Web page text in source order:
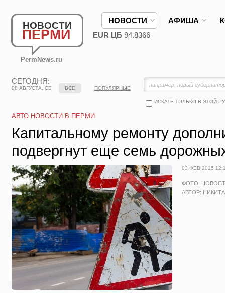
НОВОСТИ
ПЕРМИ
PermNews.ru
НОВОСТИ АФИША
EUR ЦБ 94.8366
СЕГОДНЯ:
08 АВГУСТА, СБ
ИСКАТЬ ТОЛЬКО В ЭТОЙ
ВСЕ ПОПУЛЯРНЫЕ
АВТО НОВОСТИ В ПЕРМИ
Капитальному ремонту
подвергнут еще семь
03 ФЕВ 2015
ФОТО:
АВТОР: